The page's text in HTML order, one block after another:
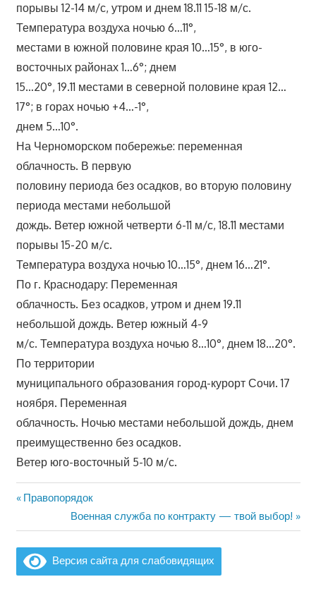
порывы 12-14 м/с, утром и днем 18.11 15-18 м/с.
Температура воздуха ночью 6…11°,
местами в южной половине края 10…15°, в юго-
восточных районах 1…6°; днем
15…20°, 19.11 местами в северной половине края 12…
17°; в горах ночью +4…-1°,
днем 5…10°.
На Черноморском побережье: переменная
облачность. В первую
половину периода без осадков, во вторую половину
периода местами небольшой
дождь. Ветер южной четверти 6-11 м/с, 18.11 местами
порывы 15-20 м/с.
Температура воздуха ночью 10…15°, днем 16…21°.
По г. Краснодару: Переменная
облачность. Без осадков, утром и днем 19.11
небольшой дождь. Ветер южный 4-9
м/с. Температура воздуха ночью 8…10°, днем 18…20°.
По территории
муниципального образования город-курорт Сочи. 17
ноября. Переменная
облачность. Ночью местами небольшой дождь, днем
преимущественно без осадков.
Ветер юго-восточный 5-10 м/с.
Навигация
по
записям
Предыдущая
Правопорядок
Следующая
запись:
Военная служба по контракту — твой выбор!
Версия сайта для слабовидящих